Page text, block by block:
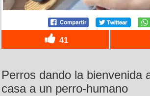
41
Perros dando la bienvenida
casa a un perro-humano